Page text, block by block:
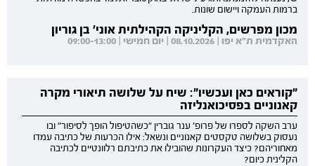
ברמות העמקה ויישום שונות.
מכון מפרשים, הקליניקה הקהילתית אוני' בן גוריון
האקדמית ת"א יפו | 08.10.2026 | יום חמישי | 09:00-13:00
"קוראים כאן ועכשיו": שיח על שלושה תיאורי מקרה
קאנוניים בפסיכואנליזה
ערב השקה לספרו של פרופ' ענר גוברין "כשהטיפול הופך לסיפור" ובו
נעסוק בשלושה טקסטים קאנוניים ונשאל: אילו הכרעות של כתיבה עמדו
מאחוריהם? כיצד העקרונות שהובילו את כתיבתם רלוונטיים לכתיבה
הקלינית כיום?